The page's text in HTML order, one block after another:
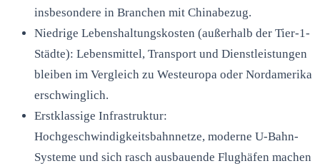
insbesondere in Branchen mit Chinabezug.
Niedrige Lebenshaltungskosten (außerhalb der Tier-1-
Städte): Lebensmittel, Transport und Dienstleistungen
bleiben im Vergleich zu Westeuropa oder Nordamerika
erschwinglich.
Erstklassige Infrastruktur:
Hochgeschwindigkeitsbahnnetze, moderne U-Bahn-
Systeme und sich rasch ausbauende Flughäfen machen